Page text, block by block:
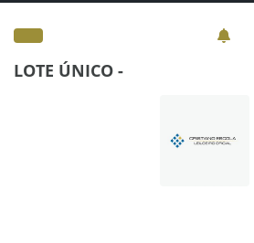
LOTE ÚNICO -